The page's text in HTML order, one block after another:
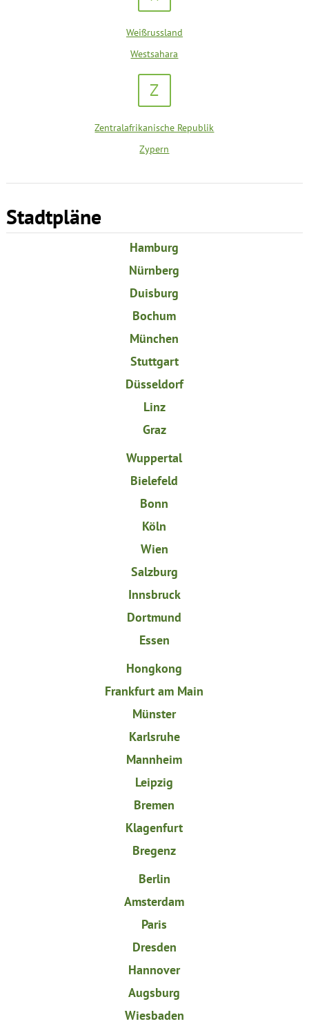
Weißrussland
Westsahara
Z
Zentralafrikanische Republik
Zypern
Stadtpläne
Hamburg
Nürnberg
Duisburg
Bochum
München
Stuttgart
Düsseldorf
Linz
Graz
Wuppertal
Bielefeld
Bonn
Köln
Wien
Salzburg
Innsbruck
Dortmund
Essen
Hongkong
Frankfurt am Main
Münster
Karlsruhe
Mannheim
Leipzig
Bremen
Klagenfurt
Bregenz
Berlin
Amsterdam
Paris
Dresden
Hannover
Augsburg
Wiesbaden